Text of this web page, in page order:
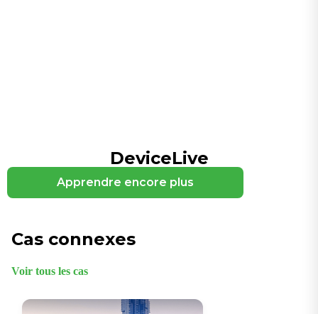
Connecteur d'antenne
4 ports Ethernet Gigabit, connecteur femelle M12 à
SIM
DeviceLive
Apprendre encore plus
Cas connexes
Voir tous les cas